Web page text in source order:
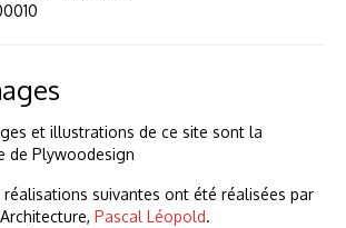
et illustrations de ce site sont la
de Plywoodesign
suivantes ont été réalisées par
Pascal Léopold.